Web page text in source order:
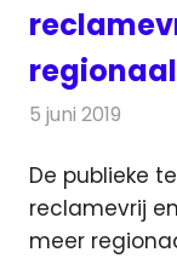
5 juni 2019
De publieke
reclamevrij
meer